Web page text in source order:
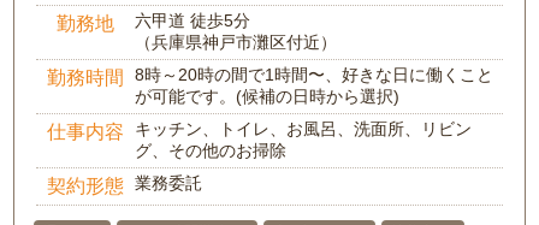
勤務地
六甲道 徒歩5分
（兵庫県神戸市灘区付近）
勤務時間
8時～20時の間で1時間〜、好きな日に働くこと
が可能です。(候補の日時から選択)
仕事内容
キッチン、トイレ、お風呂、洗面所、リビン
グ、その他のお掃除
契約形態 業務委託